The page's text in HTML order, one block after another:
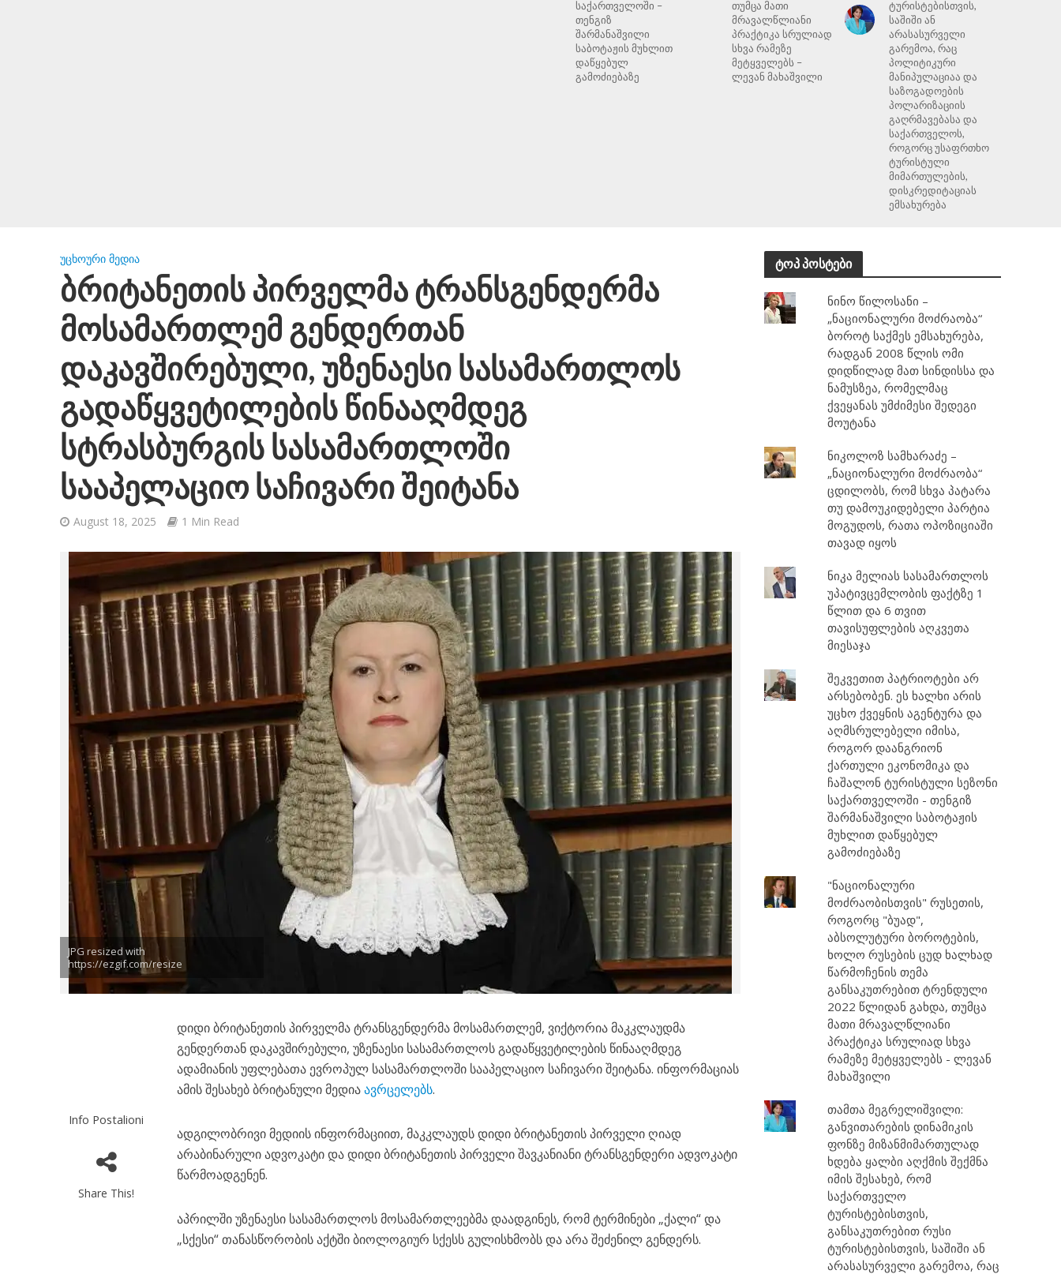
საქართველოში –
თენგიზ
შარმანაშვილი
საბოტაჟის მუხლით
დაწყებულ
გამოძიებაზე
თუმცა მათი
მრავალწლიანი
პრაქტიკა სრულიად
სხვა რამეზე
მეტყველებს –
ლევან მახაშვილი
ტურისტებისთვის,
საშიში ან
არასასურველი
გარემოა, რაც
პოლიტიკური
მანიპულაციაა და
საზოგადოების
პოლარიზაციის
გაღრმავებასა და
საქართველოს,
როგორც უსაფრთხო
ტურისტული
მიმართულების,
დისკრედიტაციას
ემსახურება
ᲣᲪᲮᲝᲣᲠᲘ ᲛᲔᲓᲘᲐ
ბრიტანეთის პირველმა ტრანსგენდერმა
მოსამართლემ გენდერთან
დაკავშირებული, უზენაესი სასამართლოს
გადაწყვეტილების წინააღმდეგ
სტრასბურგის სასამართლოში
სააპელაციო საჩივარი შეიტანა
August 18, 2025 1 Min Read
JPG resized with
https://ezgif.com/resize
Info Postalioni
Share This!
დიდი ბრიტანეთის პირველმა ტრანსგენდერმა მოსამართლემ, ვიქტორია მაკკლაუდმა
გენდერთან დაკავშირებული, უზენაესი სასამართლოს გადაწყვეტილების წინააღმდეგ
ადამიანის უფლებათა ევროპულ სასამართლოში სააპელაციო საჩივარი შეიტანა. ინფორმაციას
ამის შესახებ ბრიტანული მედიაავრცელებს.
ადგილობრივი მედიის ინფორმაციით, მაკკლაუდს დიდი ბრიტანეთის პირველი ღიად
არაბინარული ადვოკატი და დიდი ბრიტანეთის პირველი შავკანიანი ტრანსგენდერი ადვოკატი
წარმოადგენენ.
აპრილში უზენაესი სასამართლოს მოსამართლეებმა დაადგინეს, რომ ტერმინები „ქალი“ და
„სქესი“ თანასწორობის აქტში ბიოლოგიურ სქესს გულისხმობს და არა შეძენილ გენდერს.
ტოპ პოსტები
ნინო წილოსანი –
„ნაციონალური მოძრაობა“
ბოროტ საქმეს ემსახურება,
რადგან 2008 წლის ომი
დიდწილად მათ სინდისსა და
ნამუსზეა, რომელმაც
ქვეყანას უმძიმესი შედეგი
მოუტანა
ნიკოლოზ სამხარაძე –
„ნაციონალური მოძრაობა“
ცდილობს, რომ სხვა პატარა
თუ დამოუკიდებელი პარტია
მოგუდოს, რათა ოპოზიციაში
თავად იყოს
ნიკა მელიას სასამართლოს
უპატივცემლობის ფაქტზე 1
წლით და 6 თვით
თავისუფლების აღკვეთა
მიესაჯა
შეკვეთით პატრიოტები არ
არსებობენ. ეს ხალხი არის
უცხო ქვეყნის აგენტურა და
აღმსრულებელი იმისა,
როგორ დაანგრიონ
ქართული ეკონომიკა და
ჩაშალონ ტურისტული სეზონი
საქართველოში - თენგიზ
შარმანაშვილი საბოტაჟის
მუხლით დაწყებულ
გამოძიებაზე
"ნაციონალური
მოძრაობისთვის" რუსეთის,
როგორც "ბუად",
აბსოლუტური ბოროტების,
ხოლო რუსების ცუდ ხალხად
წარმოჩენის თემა
განსაკუთრებით ტრენდული
2022 წლიდან გახდა, თუმცა
მათი მრავალწლიანი
პრაქტიკა სრულიად სხვა
რამეზე მეტყველებს - ლევან
მახაშვილი
თამთა მეგრელიშვილი:
განვითარების დინამიკის
ფონზე მიზანმიმართულად
ხდება ყალბი აღქმის შექმნა
იმის შესახებ, რომ
საქართველო
ტურისტებისთვის,
განსაკუთრებით რუსი
ტურისტებისთვის, საშიში ან
არასასურველი გარემოა, რაც